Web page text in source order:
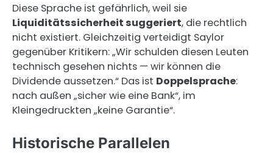
Diese Sprache ist gefährlich, weil sie
Liquiditätssicherheit suggeriert, die rechtlich
nicht existiert. Gleichzeitig verteidigt Saylor
gegenüber Kritikern: „Wir schulden diesen Leuten
technisch gesehen nichts — wir können die
Dividende aussetzen.“ Das ist Doppelsprache:
nach außen „sicher wie eine Bank“, im
Kleingedruckten „keine Garantie“.
Historische Parallelen